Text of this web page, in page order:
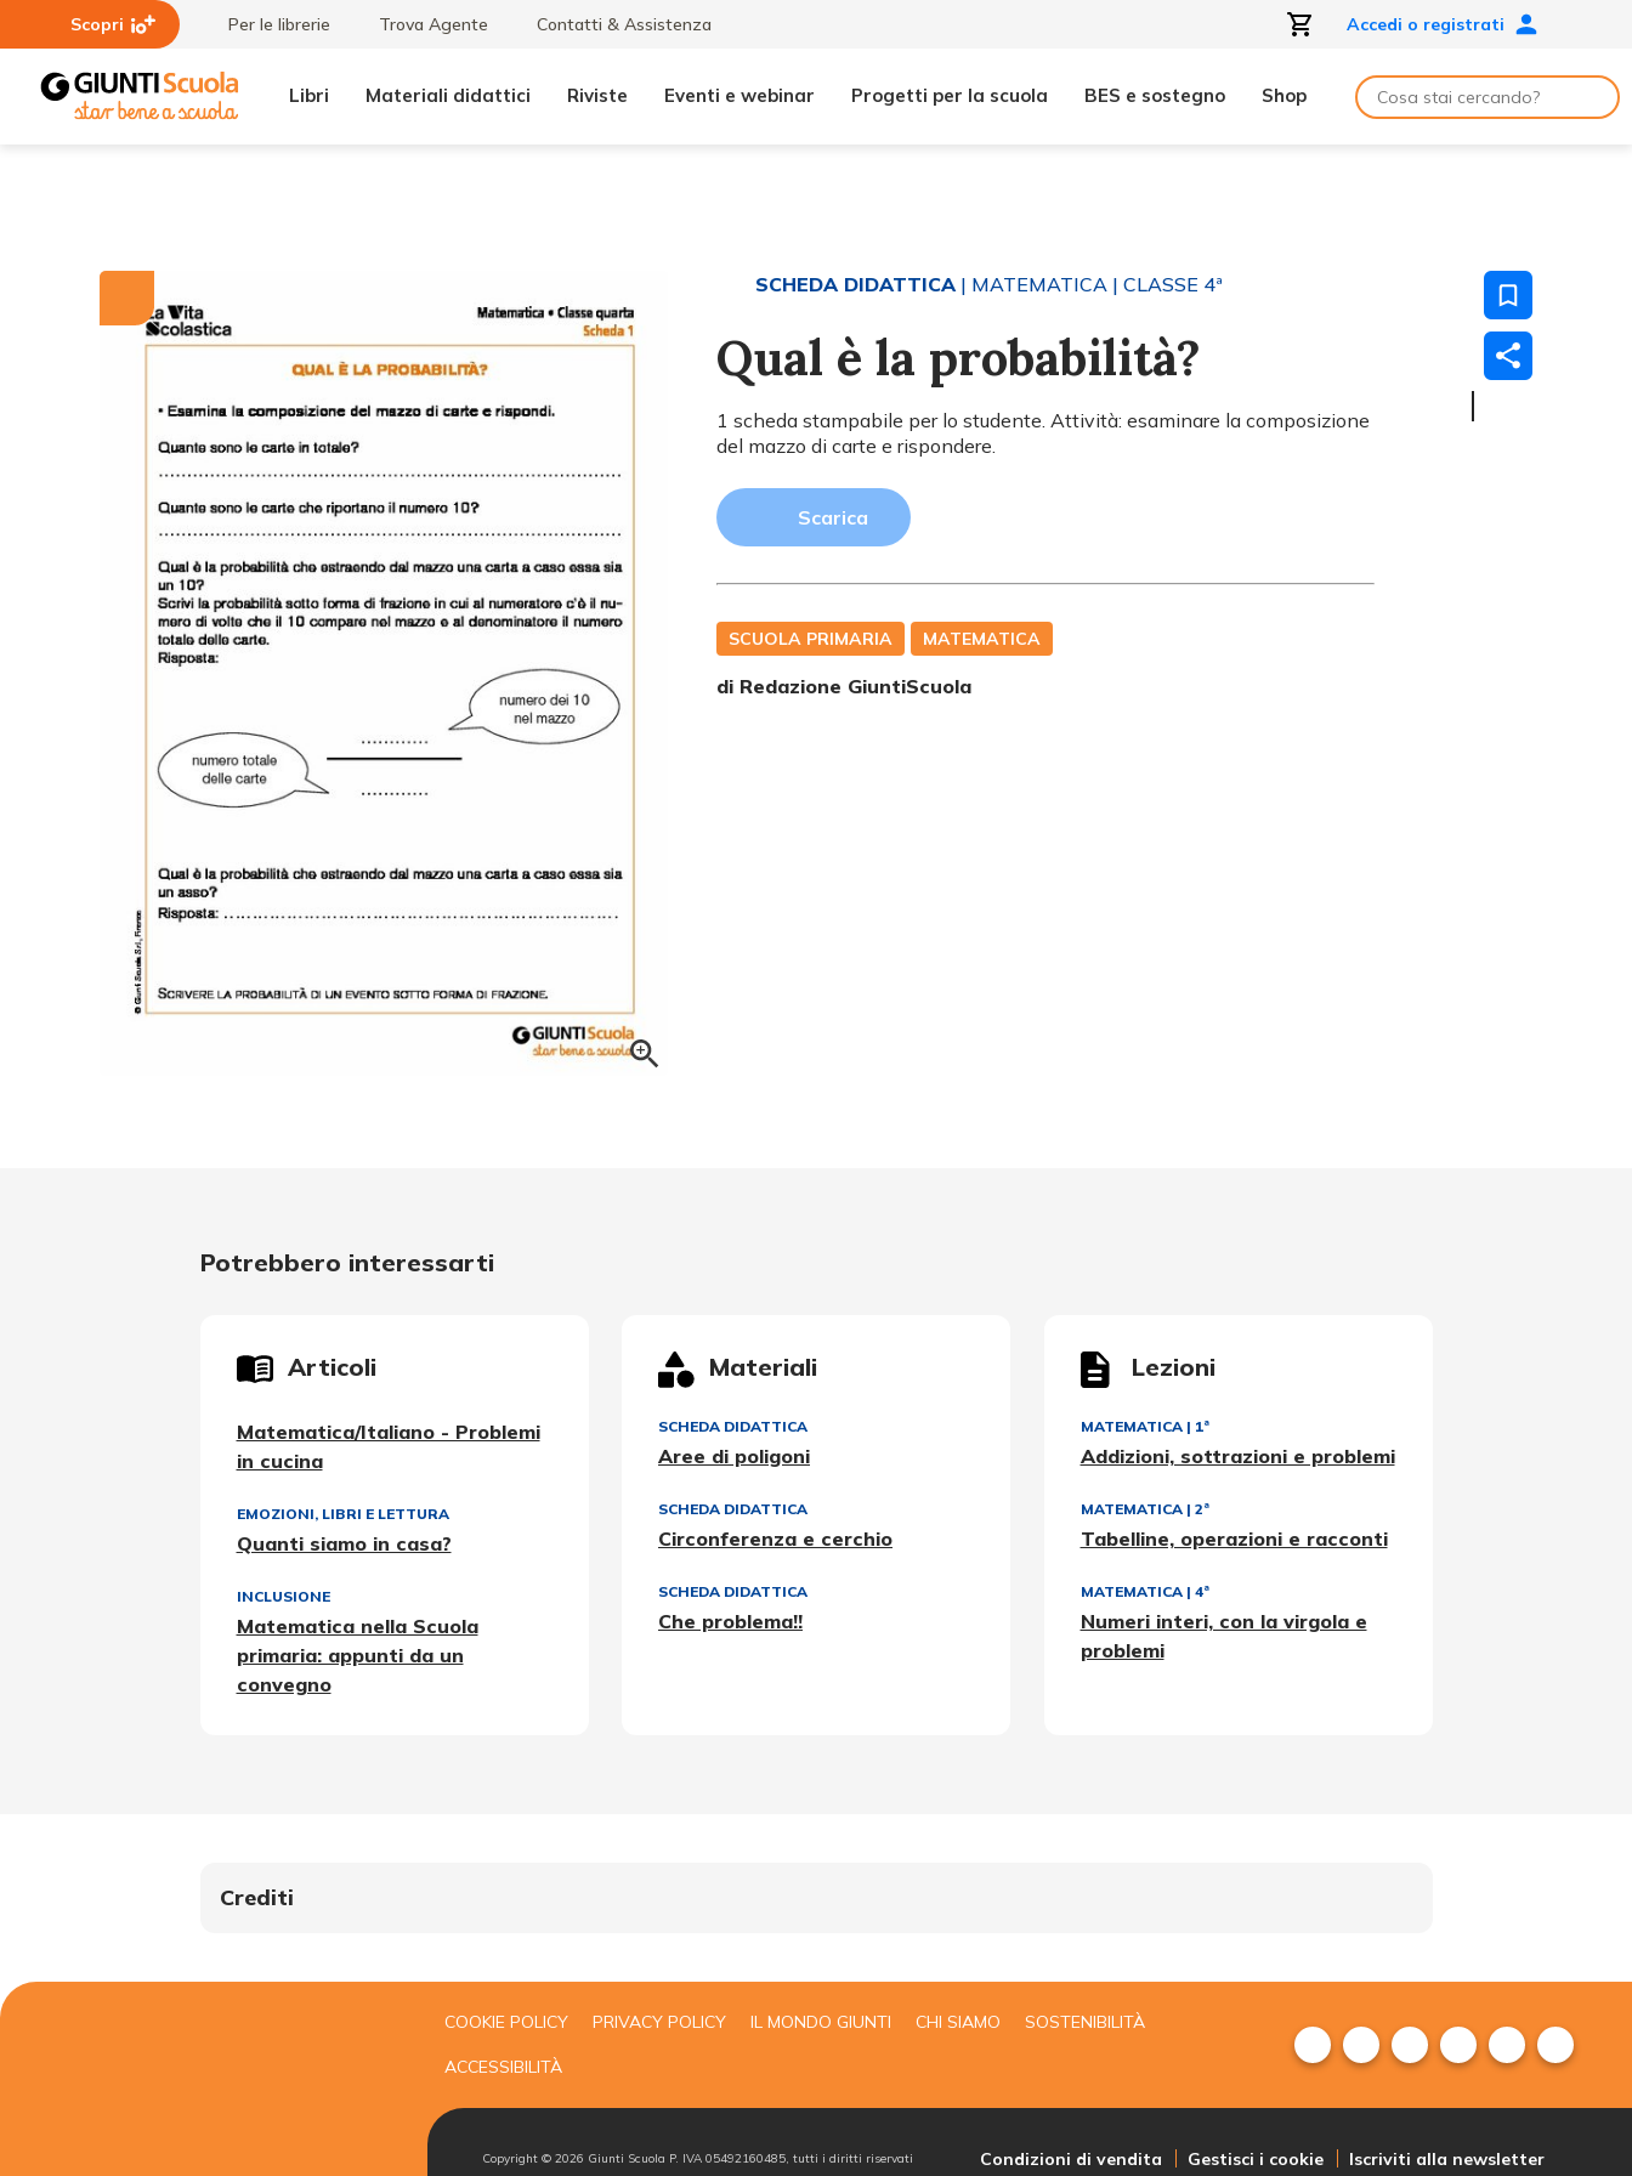
Scopri Per le librerie Trova Agente Contatti & Assistenza Accedi o registrati
Libri Materiali didattici Riviste Eventi e webinar Progetti per la scuola BES e sostegno Shop
SCHEDA DIDATTICA| MATEMATICA | CLASSE 4ª
Qual è la probabilità?
1 scheda stampabile per lo studente. Attività: esaminare la composizione
del mazzo di carte e rispondere.
Scarica
SCUOLA PRIMARIA MATEMATICA
di Redazione GiuntiScuola
Potrebbero interessarti
Articoli
Matematica/Italiano - Problemi
in cucina
EMOZIONI, LIBRI E LETTURA
Quanti siamo in casa?
INCLUSIONE
Matematica nella Scuola
primaria: appunti da un
convegno
Materiali
SCHEDA DIDATTICA
Aree di poligoni
SCHEDA DIDATTICA
Circonferenza e cerchio
SCHEDA DIDATTICA
Che problema!!
Lezioni
MATEMATICA| 1ª
Addizioni, sottrazioni e problemi
MATEMATICA| 2ª
Tabelline, operazioni e racconti
MATEMATICA| 4ª
Numeri interi, con la virgola e
problemi
Crediti
COOKIE POLICY PRIVACY POLICY IL MONDO GIUNTI CHI SIAMO SOSTENIBILITÀ
ACCESSIBILITÀ
Copyright © 2026 Giunti Scuola P. IVA 05492160485, tutti i diritti riservati Condizioni di vendita Gestisci i cookie Iscriviti alla newsletter